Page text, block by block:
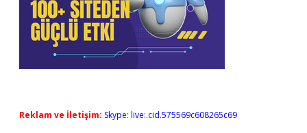
Reklam ve İletişim: Skype: live:.cid.575569c608265c69